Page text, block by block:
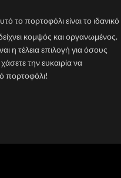
το πορτοφόλι είναι το ιδανικό
κομψός και οργανωμένος.
η τέλεια επιλογή για όσους
την ευκαιρία να
πορτοφόλι!